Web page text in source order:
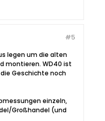
#5
legen um die alten
montieren. WD40 ist
Geschichte noch
einzeln,
Großhandel (und